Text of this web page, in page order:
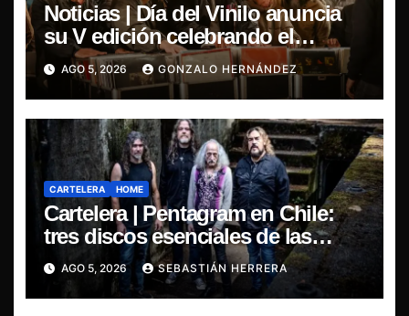
Noticias | Día del Vinilo anuncia
su V edición celebrando el
regreso del 7″ fabricado en Chile
AGO 5, 2026 GONZALO HERNÁNDEZ
CARTELERA HOME
Cartelera | Pentagram en Chile:
tres discos esenciales de las
leyendas del doom
AGO 5, 2026 SEBASTIÁN HERRERA